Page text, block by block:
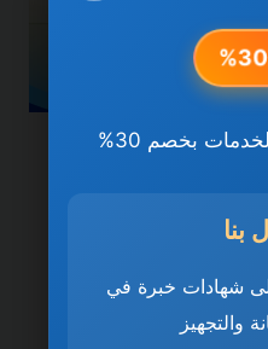
في العين
0501270935 ضمان مدى
بخصم 30%
بنا
شهادات خبرة في
والتجهيز